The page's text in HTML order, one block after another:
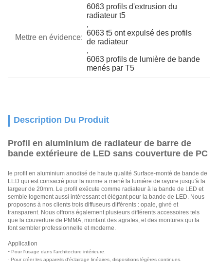
Mettre en évidence:
6063 profils d'extrusion du
radiateur t5
,
6063 t5 ont expulsé des profils
de radiateur
,
6063 profils de lumière de bande
menés par T5
Description Du Produit
Profil en aluminium de radiateur de barre de
bande extérieure de LED sans couverture de PC
le profil en aluminium anodisé de haute qualité Surface-monté de bande de
LED qui est consacré pour la norme a mené la lumière de rayure jusqu'à la
largeur de 20mm. Le profil exécute comme radiateur à la bande de LED et
semble logement aussi intéressant et élégant pour la bande de LED. Nous
proposons à nos clients trois diffuseurs différents : opale, givré et
transparent. Nous offrons également plusieurs différents accessoires tels
que la couverture de PMMA, montant des agrafes, et des montures qui la
font sembler professionnelle et moderne.
Application
- Pour l'usage dans l'architecture intérieure.
- Pour créer les appareils d'éclairage linéaires, dispositions légères continues.